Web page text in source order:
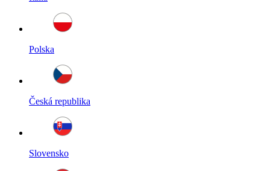
Polska
Česká republika
Slovensko